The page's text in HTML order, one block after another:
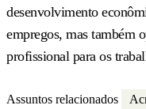
desenvolvimento
empregos, mas também
profissional para os
Assuntos relacionados